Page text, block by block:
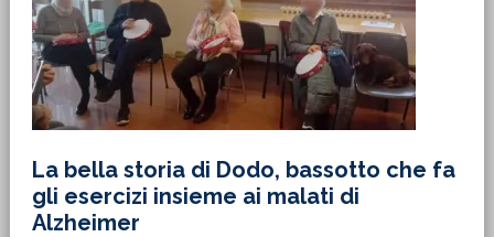
La bella storia di Dodo, bassotto che fa
gli esercizi insieme ai malati di
Alzheimer